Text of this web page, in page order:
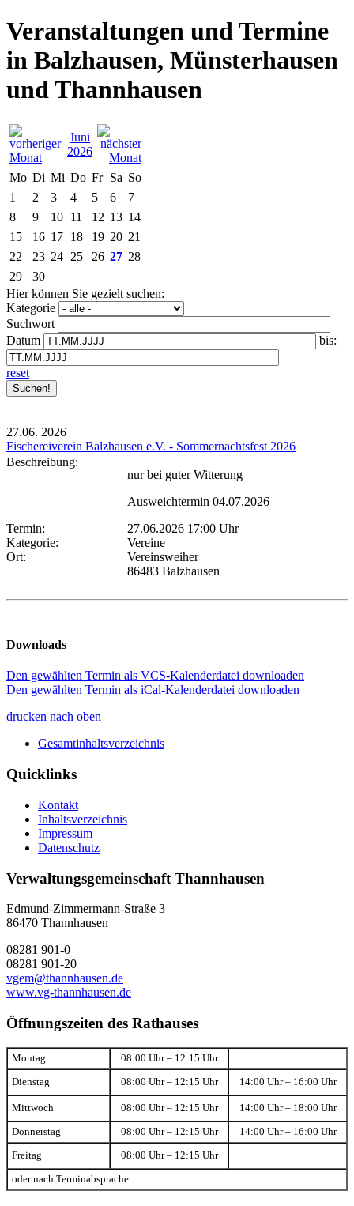
Veranstaltungen und Termine
in Balzhausen, Münsterhausen
und Thannhausen
Juni
2026
Mo Di Mi Do Fr Sa So
1
2 3 4 5 6
7
8
9 10 11 12 13 14
15
16 17 18 19 20 21
22
23 24 25 26 27 28
29
30
Hier können Sie gezielt suchen:
Kategorie
Suchwort
Datum
bis:
reset
27.06. 2026
Fischereiverein Balzhausen e.V. - Sommernachtsfest 2026
Beschreibung:
nur bei guter Witterung
Ausweichtermin 04.07.2026
Termin:
27.06.2026 17:00 Uhr
Kategorie:
Vereine
Ort:
Vereinsweiher
86483 Balzhausen
Downloads
Den gewählten Termin als VCS-Kalenderdatei downloaden
Den gewählten Termin als iCal-Kalenderdatei downloaden
drucken nach oben
Gesamtinhaltsverzeichnis
Quicklinks
Kontakt
Inhaltsverzeichnis
Impressum
Datenschutz
Verwaltungsgemeinschaft Thannhausen
Edmund-Zimmermann-Straße 3
86470 Thannhausen
08281 901-0
08281 901-20
vgem@thannhausen.de
www.vg-thannhausen.de
Öffnungszeiten des Rathauses
Montag 08:00 Uhr – 12:15 Uhr
Dienstag 08:00 Uhr – 12:15 Uhr 14:00 Uhr – 16:00 Uhr
Mittwoch 08:00 Uhr – 12:15 Uhr 14:00 Uhr – 18:00 Uhr
Donnerstag 08:00 Uhr – 12:15 Uhr 14:00 Uhr – 16:00 Uhr
Freitag 08:00 Uhr – 12:15 Uhr
oder nach Terminabsprache